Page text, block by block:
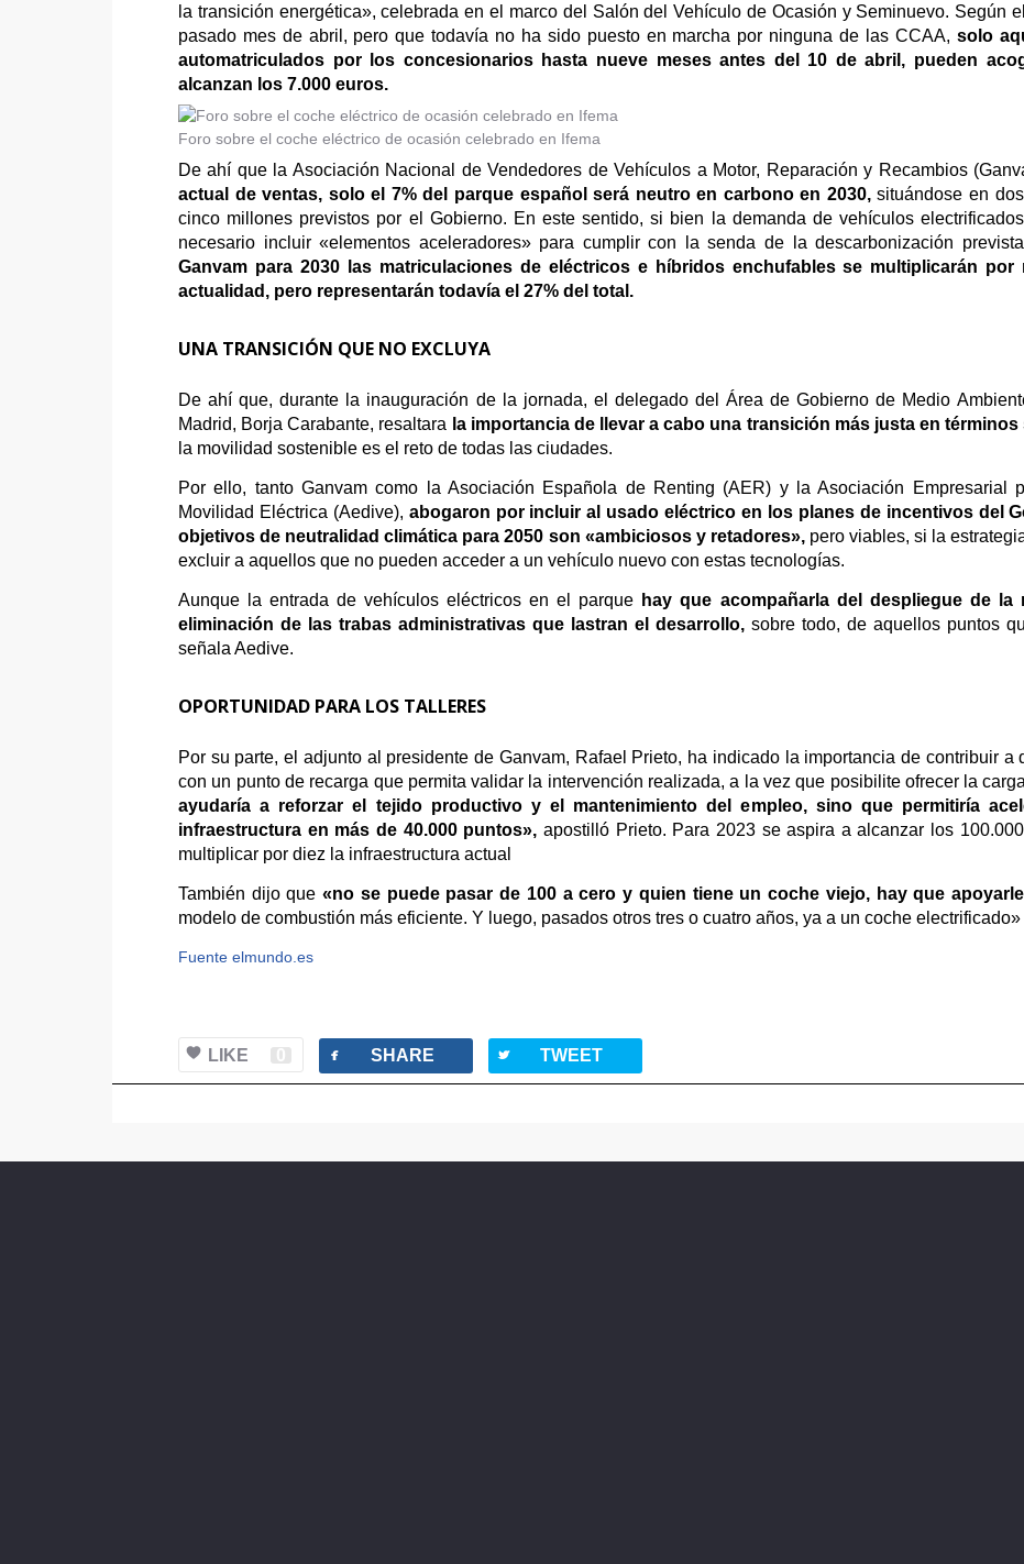
la transición energética», celebrada en el marco del Salón del Vehículo de Ocasión y Seminuevo. Según
pasado mes de abril, pero que todavía no ha sido puesto en marcha por ninguna de las CCAA, solo
automatriculados por los concesionarios hasta nueve meses antes del 10 de abril, pueden
alcanzan los 7.000 euros.
Foro sobre el coche eléctrico de ocasión celebrado en Ifema
De ahí que la Asociación Nacional de Vendedores de Vehículos a Motor, Reparación y Recambios
actual de ventas, solo el 7% del parque español será neutro en carbono en 2030,situándose en
cinco millones previstos por el Gobierno. En este sentido, si bien la demanda de vehículos
necesario incluir «elementos aceleradores» para cumplir con la senda de la descarbonización
Ganvam para 2030 las matriculaciones de eléctricos e híbridos enchufables se multiplicarán
actualidad, pero representarán todavía el 27% del total.
UNA TRANSICIÓN QUE NO EXCLUYA
De ahí que, durante la inauguración de la jornada, el delegado del Área de Gobierno de Medio
Madrid, Borja Carabante, resaltara la importancia de llevar a cabo una transición más justa en
la movilidad sostenible es el reto de todas las ciudades.
Por ello, tanto Ganvam como la Asociación Española de Renting (AER) y la Asociación Empresarial
Movilidad Eléctrica (Aedive), abogaron por incluir al usado eléctrico en los planes de incentivos del
objetivos de neutralidad climática para 2050 son «ambiciosos y retadores»,pero viables, si la
excluir a aquellos que no pueden acceder a un vehículo nuevo con estas tecnologías.
Aunque la entrada de vehículos eléctricos en el parque hay que acompañarla del despliegue de
eliminación de las trabas administrativas que lastran el desarrollo, sobre todo, de aquellos puntos
señala Aedive.
OPORTUNIDAD PARA LOS TALLERES
Por su parte, el adjunto al presidente de Ganvam, Rafael Prieto, ha indicado la importancia de contribuir a
con un punto de recarga que permita validar la intervención realizada, a la vez que posibilite ofrecer la
ayudaría a reforzar el tejido productivo y el mantenimiento del empleo, sino que permitiría
infraestructura en más de 40.000 puntos», apostilló Prieto. Para 2023 se aspira a alcanzar los
multiplicar por diez la infraestructura actual
También dijo que«no se puede pasar de 100 a cero y quien tiene un coche viejo, hay que apoyarle
modelo de combustión más eficiente. Y luego, pasados otros tres o cuatro años, ya a un coche electrificado»
Fuente elmundo.es
LIKE 0 facebook SHARE twitterbird TWEET